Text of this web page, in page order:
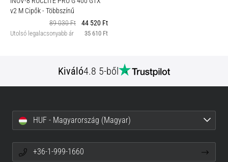
v2 M Cipők- Többszínű
89 030 Ft
44 520 Ft
Utolsó legalacsonyabb ár 35 610 Ft
Kiváló4.8 5-ből
HUF - Magyarország (Magyar)
+36-1-999-1660